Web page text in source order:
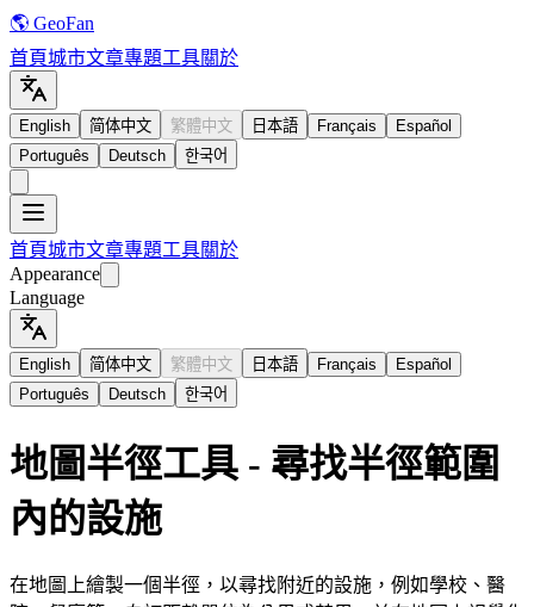
🌎 GeoFan
首頁城市文章專題工具關於
English 简体中文 繁體中文 日本語 Français
Español
Português
Deutsch 한국어
首頁城市文章專題工具關於
Appearance
Language
English 简体中文 繁體中文 日本語 Français
Español
Português
Deutsch 한국어
地圖半徑工具 - 尋找半徑範圍
內的設施
在地圖上繪製一個半徑，以尋找附近的設施，例如學校、醫